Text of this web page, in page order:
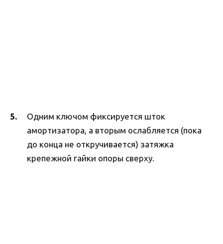
Одним ключом фиксируется шток
амортизатора, а вторым ослабляется (пока
до конца не откручивается) затяжка
крепежной гайки опоры сверху.